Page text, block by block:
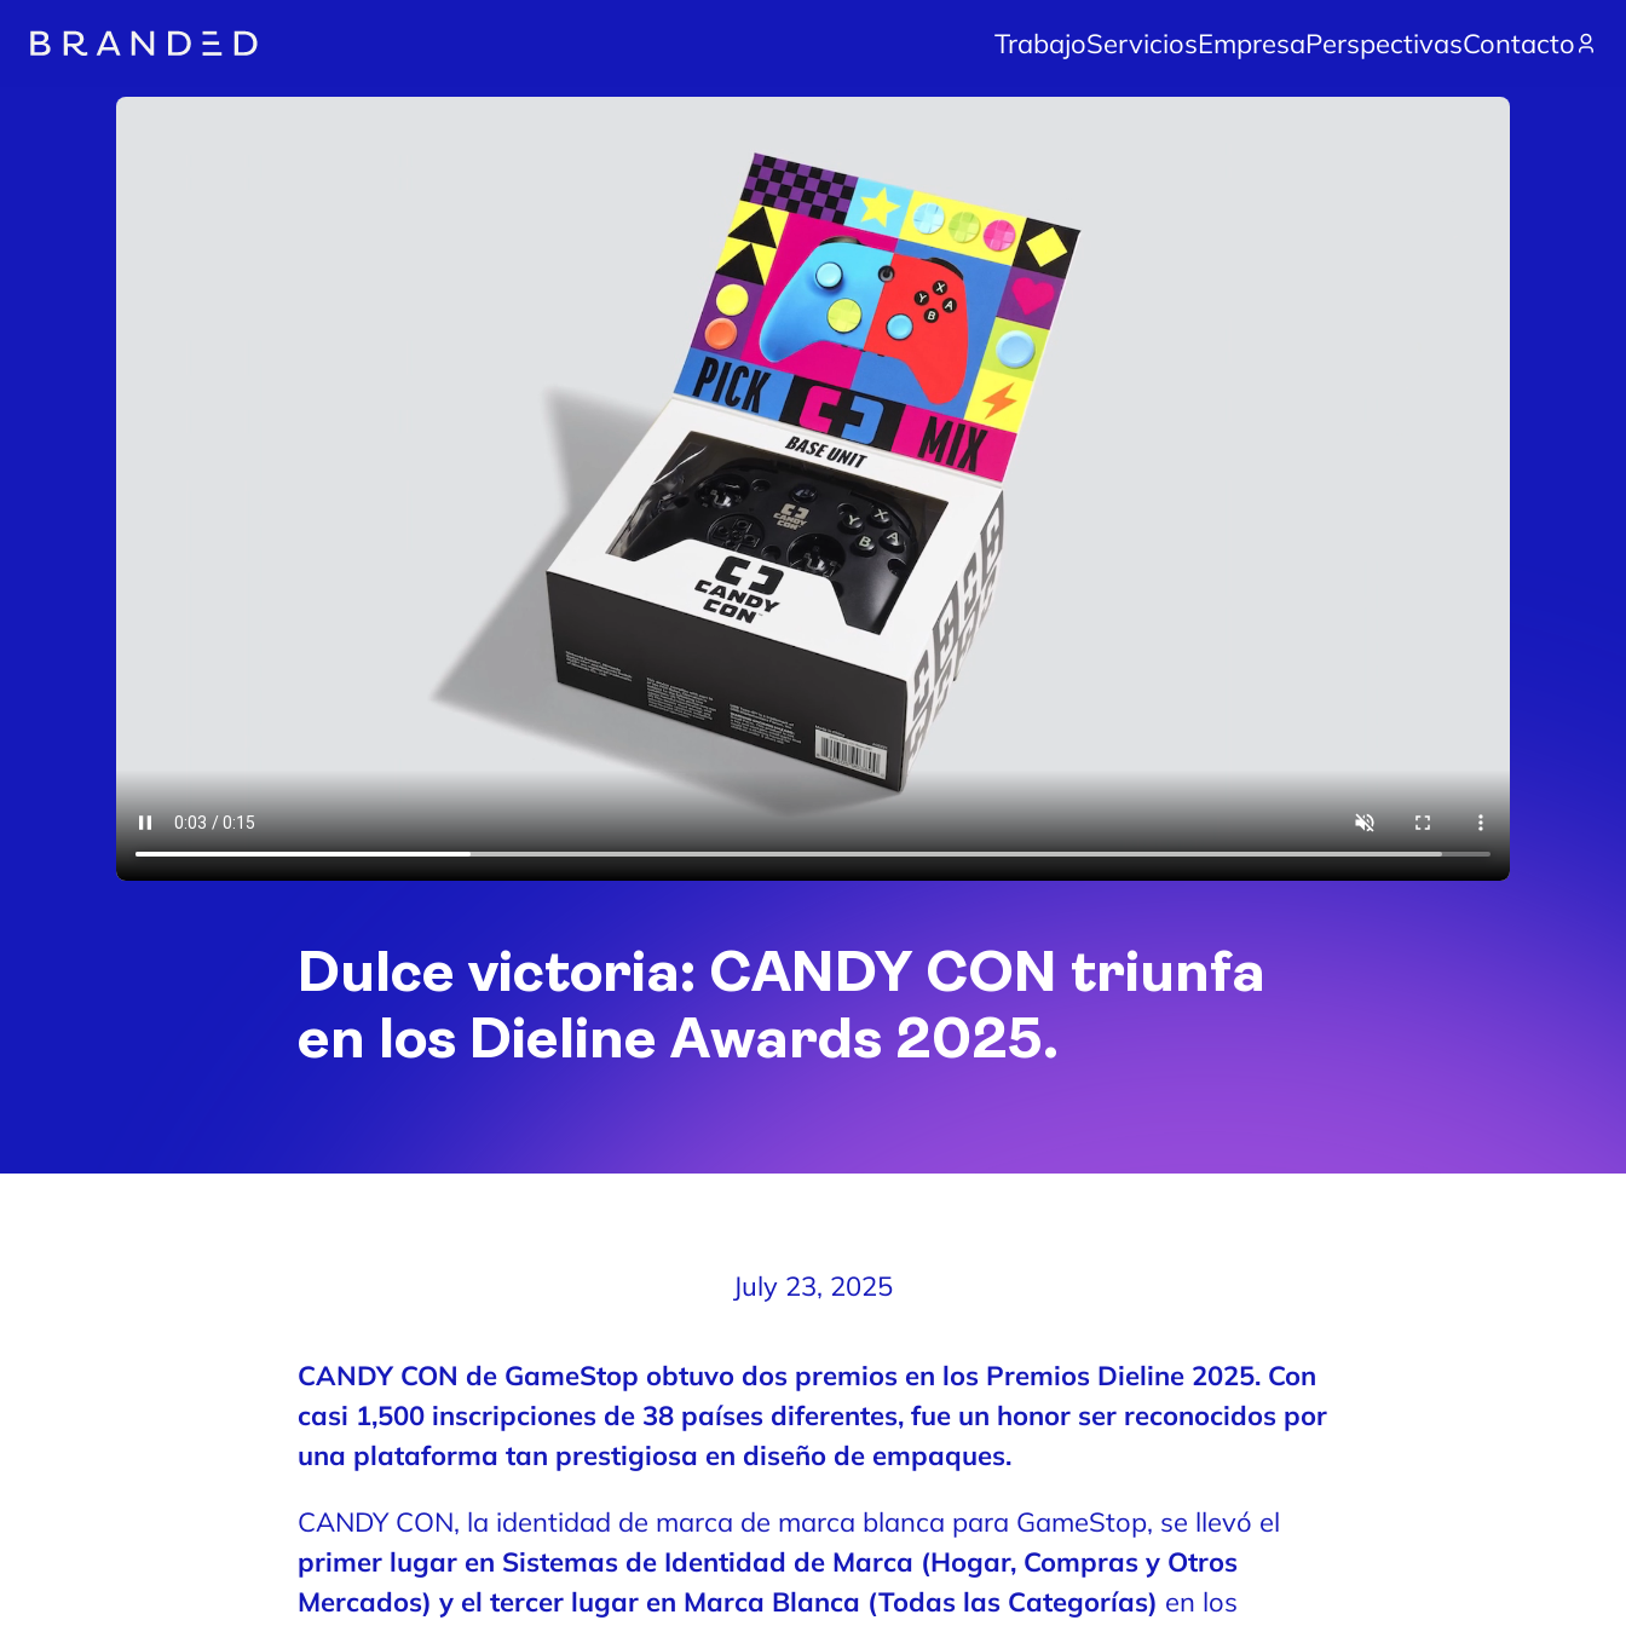
TrabajoServiciosEmpresaPerspectivasContacto
Dulce victoria: CANDY CON triunfa
en los Dieline Awards 2025.
July 23, 2025
CANDY CON de GameStop obtuvo dos premios en los Premios Dieline 2025. Con
casi 1,500 inscripciones de 38 países diferentes, fue un honor ser reconocidos por
una plataforma tan prestigiosa en diseño de empaques.
CANDY CON, la identidad de marca de marca blanca para GameStop, se llevó el
primer lugar en Sistemas de Identidad de Marca (Hogar, Compras y Otros
Mercados) y el tercer lugar en Marca Blanca (Todas las Categorías) en los